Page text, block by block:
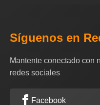
Síguenos en
Mantente conectado con
redes sociales
Facebook